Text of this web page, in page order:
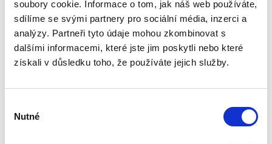
soubory cookie. Informace o tom, jak náš web používáte,
sdílíme se svými partnery pro sociální média, inzerci a
analýzy. Partneři tyto údaje mohou zkombinovat s
dalšími informacemi, které jste jim poskytli nebo které
získali v důsledku toho, že používáte jejich služby.
souhlasu
Nutné
přehled nejdůležitějších právních předpisů a
praktický výklad...
Banking & Finance.